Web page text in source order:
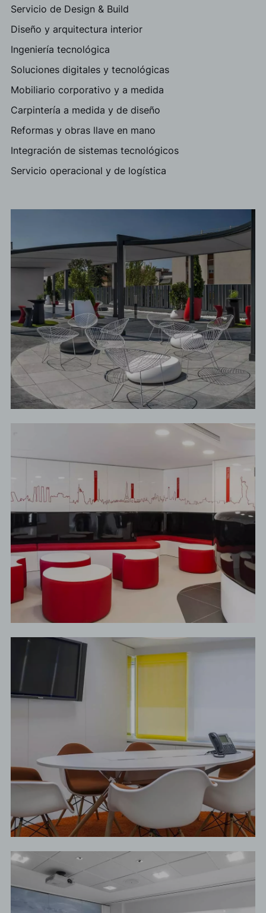
Servicio de Design & Build
Diseño y arquitectura interior
Ingeniería tecnológica
Soluciones digitales y tecnológicas
Mobiliario corporativo y a medida
Carpintería a medida y de diseño
Reformas y obras llave en mano
Integración de sistemas tecnológicos
Servicio operacional y de logística